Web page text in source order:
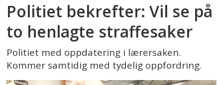
Politiet bekrefter: Vil se på
to henlagte straffesaker
Politiet med oppdatering i lærersaken.
Kommer samtidig med tydelig oppfordring.